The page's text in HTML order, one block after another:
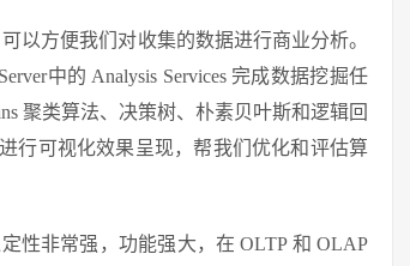
以方便我们对收集的数据进行商业分析。
中的 Analysis Services 完成数据挖掘任
聚类算法、决策树、朴素贝叶斯和逻辑回
行可视化效果呈现，帮我们优化和评估算
性非常强，功能强大，在 OLTP 和 OLAP